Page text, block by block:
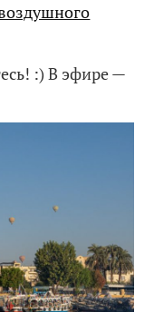
:) В эфире —